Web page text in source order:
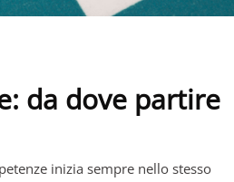
da dove partire
inizia sempre nello stesso